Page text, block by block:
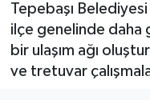
Tepebaşı
ilçe genelinde daha
bir ulaşım ağı
ve tretuvar